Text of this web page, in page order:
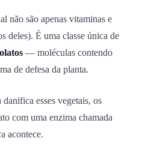
não são apenas vitaminas e
deles). É uma classe única de
— moléculas contendo
de defesa da planta.
esses vegetais, os
com uma enzima chamada
acontece.